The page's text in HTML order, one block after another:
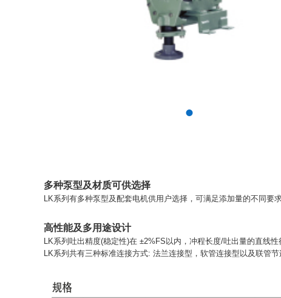
多种泵型及材质可供选择
LK系列有多种泵型及配套电机供用户选择，可满足添加量的不同要
高性能及多用途设计
LK系列吐出精度(稳定性)在 ±2%FS以内，冲程长度/吐出量的直线
LK系列共有三种标准连接方式: 法兰连接型，软管连接型以及联管节